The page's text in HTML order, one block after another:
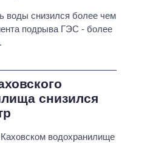
воды снизился более чем
подрыва ГЭС - более
снизился
водохранилище